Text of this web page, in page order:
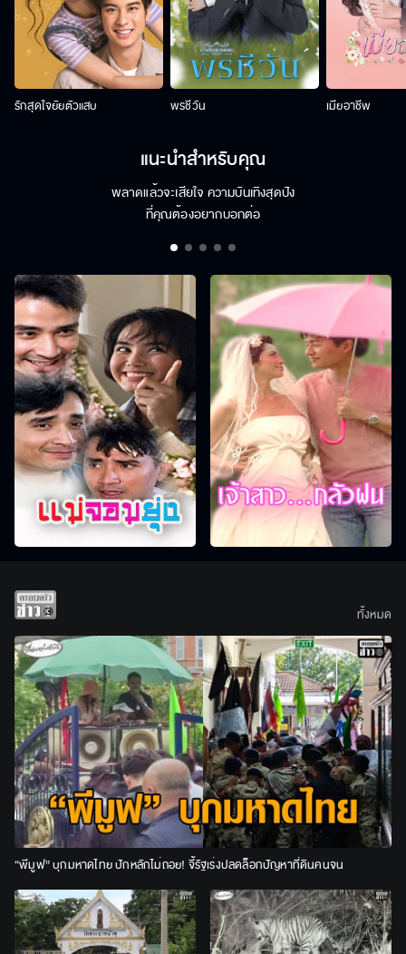
รักสุดใจยัยตัวแสบ พรชีวัน เมียอาชีพ
แนะนำสำหรับคุณ
พลาดแล้วจะเสียใจ ความบันเทิงสุดปัง
ที่คุณต้องอยากบอกต่อ
“พีมูฟ” บุกมหาดไทย ปักหลักไม่ถอย! จี้รัฐเร่งปลดล็อกปัญหาที่ดินคนจน
ทั้งหมด